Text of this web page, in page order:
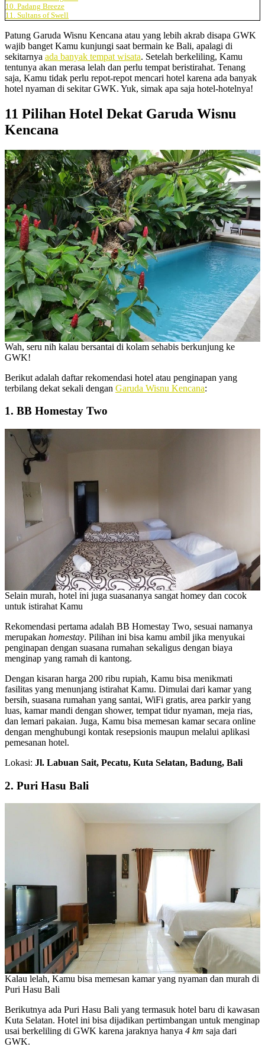
10. Padang Breeze
11. Sultans of Swell
Patung Garuda Wisnu Kencana atau yang lebih akrab disapa GWK
wajib banget Kamu kunjungi saat bermain ke Bali, apalagi di
sekitarnya ada banyak tempat wisata. Setelah berkeliling, Kamu
tentunya akan merasa lelah dan perlu tempat beristirahat. Tenang
saja, Kamu tidak perlu repot-repot mencari hotel karena ada banyak
hotel nyaman di sekitar GWK. Yuk, simak apa saja hotel-hotelnya!
11 Pilihan Hotel Dekat Garuda Wisnu
Kencana
Wah, seru nih kalau bersantai di kolam sehabis berkunjung ke
GWK!
Berikut adalah daftar rekomendasi hotel atau penginapan yang
terbilang dekat sekali dengan Garuda Wisnu Kencana:
1. BB Homestay Two
Selain murah, hotel ini juga suasananya sangat homey dan cocok
untuk istirahat Kamu
Rekomendasi pertama adalah BB Homestay Two, sesuai namanya
merupakan homestay. Pilihan ini bisa kamu ambil jika menyukai
penginapan dengan suasana rumahan sekaligus dengan biaya
menginap yang ramah di kantong.
Dengan kisaran harga 200 ribu rupiah, Kamu bisa menikmati
fasilitas yang menunjang istirahat Kamu. Dimulai dari kamar yang
bersih, suasana rumahan yang santai, WiFi gratis, area parkir yang
luas, kamar mandi dengan shower, tempat tidur nyaman, meja rias,
dan lemari pakaian. Juga, Kamu bisa memesan kamar secara online
dengan menghubungi kontak resepsionis maupun melalui aplikasi
pemesanan hotel.
Lokasi: Jl. Labuan Sait, Pecatu, Kuta Selatan, Badung, Bali
2. Puri Hasu Bali
Kalau lelah, Kamu bisa memesan kamar yang nyaman dan murah di
Puri Hasu Bali
Berikutnya ada Puri Hasu Bali yang termasuk hotel baru di kawasan
Kuta Selatan. Hotel ini bisa dijadikan pertimbangan untuk menginap
usai berkeliling di GWK karena jaraknya hanya 4 km saja dari
GWK.